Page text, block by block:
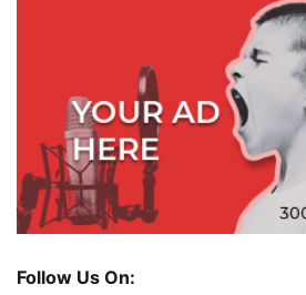
Follow Us On: